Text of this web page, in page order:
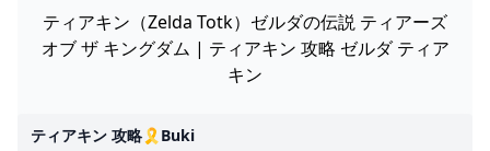
ティアキン（Zelda Totk）ゼルダの伝説 ティアーズ
オブ ザ キングダム | ティアキン 攻略 ゼルダ ティア
キン
ティアキン 攻略🎗️buki